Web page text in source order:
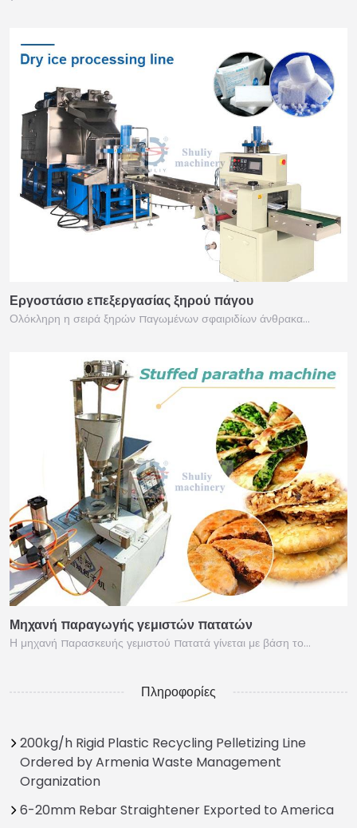
Εργοστάσιο επεξεργασίας ξηρού πάγου
Ολόκληρη η σειρά ξηρών παγωμένων σφαιριδίων άνθρακα…
Μηχανή παραγωγής γεμιστών πατατών
Η μηχανή παρασκευής γεμιστού πατατά γίνεται με βάση το…
Πληροφορίες
200kg/h Rigid Plastic Recycling Pelletizing Line
Ordered by Armenia Waste Management
Organization
6-20mm Rebar Straightener Exported to America